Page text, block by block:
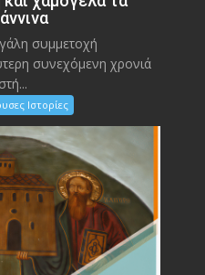
συμμετοχή
συνεχόμενη χρονιά
Ιστορίες